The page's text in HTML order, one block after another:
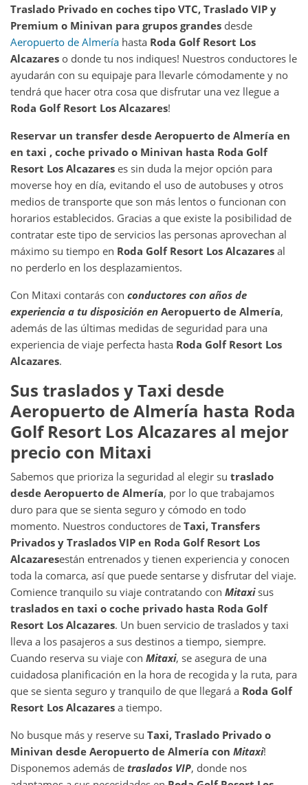
Traslado Privado en coches tipo VTC, Traslado VIP y
Premium o Minivan para grupos grandes desde
Aeropuerto de Almería hasta Roda Golf Resort Los
Alcazares o donde tu nos indiques! Nuestros conductores le
ayudarán con su equipaje para llevarle cómodamente y no
tendrá que hacer otra cosa que disfrutar una vez llegue a
Roda Golf Resort Los Alcazares!
Reservar un transfer desde Aeropuerto de Almería en
en taxi , coche privado o Minivan hasta Roda Golf
Resort Los Alcazares es sin duda la mejor opción para
moverse hoy en día, evitando el uso de autobuses y otros
medios de transporte que son más lentos o funcionan con
horarios establecidos. Gracias a que existe la posibilidad de
contratar este tipo de servicios las personas aprovechan al
máximo su tiempo en Roda Golf Resort Los Alcazares al
no perderlo en los desplazamientos.
Con Mitaxi contarás con conductores con años de
experiencia a tu disposición en Aeropuerto de Almería,
además de las últimas medidas de seguridad para una
experiencia de viaje perfecta hasta Roda Golf Resort Los
Alcazares.
Sus traslados y Taxi desde
Aeropuerto de Almería hasta Roda
Golf Resort Los Alcazares al mejor
precio con Mitaxi
Sabemos que prioriza la seguridad al elegir su traslado
desde Aeropuerto de Almería, por lo que trabajamos
duro para que se sienta seguro y cómodo en todo
momento. Nuestros conductores de Taxi, Transfers
Privados y Traslados VIP en Roda Golf Resort Los
Alcazaresestán entrenados y tienen experiencia y conocen
toda la comarca, así que puede sentarse y disfrutar del viaje.
Comience tranquilo su viaje contratando con Mitaxisus
traslados en taxi o coche privado hasta Roda Golf
Resort Los Alcazares. Un buen servicio de traslados y taxi
lleva a los pasajeros a sus destinos a tiempo, siempre.
Cuando reserva su viaje con Mitaxi, se asegura de una
cuidadosa planificación en la hora de recogida y la ruta, para
que se sienta seguro y tranquilo de que llegará a Roda Golf
Resort Los Alcazares a tiempo.
No busque más y reserve su Taxi, Traslado Privado o
Minivan desde Aeropuerto de Almería con Mitaxi!
Disponemos además de traslados VIP, donde nos